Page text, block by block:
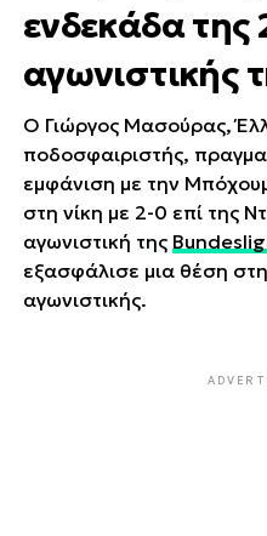
ενδεκάδα της
αγωνιστικής
Ο Γιώργος Μασούρας,
ποδοσφαιριστής,
εμφάνιση με την
στη νίκη με 2-0 επί της
αγωνιστική της
εξασφάλισε μια θέση
αγωνιστικής.